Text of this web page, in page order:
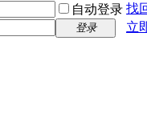
自动登录 找
登录
立